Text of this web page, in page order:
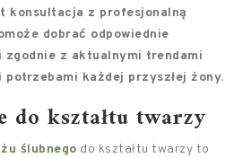
konsultacja z profesjonalną
dobrać odpowiednie
z aktualnymi trendami
każdej przyszłej żony.
do kształtu twarzy
ślubnego do kształtu twarzy to